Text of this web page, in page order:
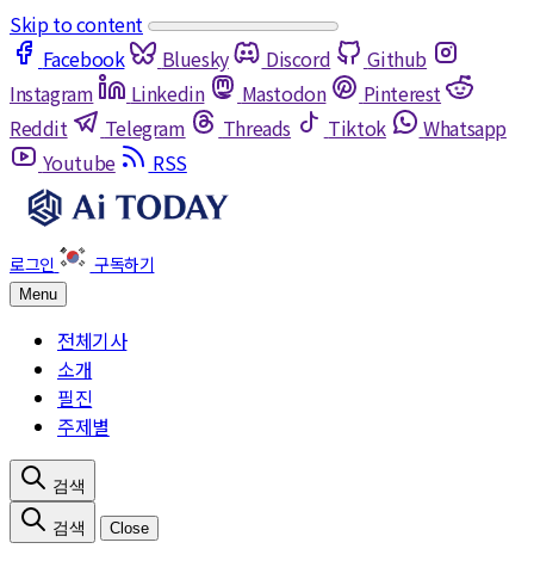
Skip to content
Facebook
Bluesky Discord
Github
Instagram
Linkedin Mastodon
Pinterest
Reddit
Telegram Threads Tiktok
Whatsapp
Youtube
RSS
Menu
전체기사
소개
필진
주제별
Close